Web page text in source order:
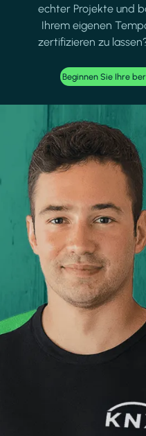
echter Projekte und
Ihrem eigenen
zertifizieren zu
Beginnen Sie Ihre